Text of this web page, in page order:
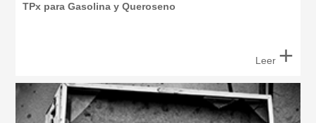
TPx para Gasolina y Queroseno
Leer +